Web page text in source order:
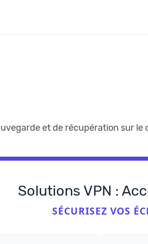
et de récupération sur
Solutions VPN :
SÉCURISEZ VOS